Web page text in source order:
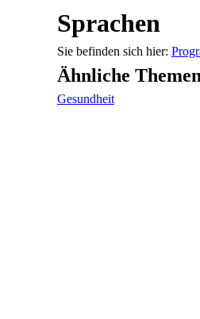
Sprachen
Ähnliche Themen
Gesundheit